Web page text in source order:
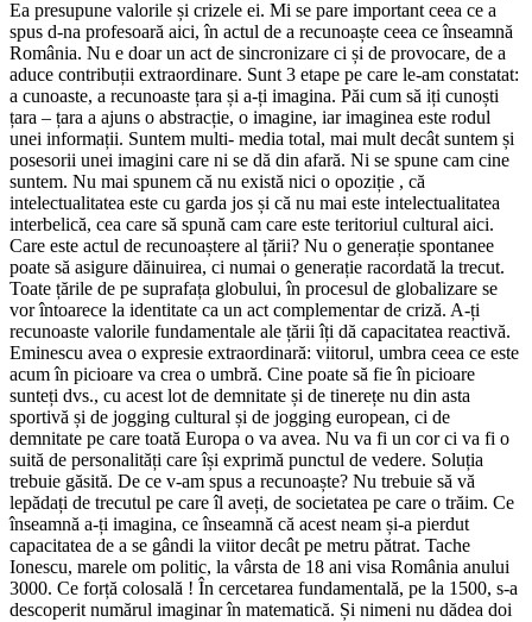
Ea presupune valorile și crizele ei. Mi se pare important ceea ce a
spus d-na profesoară aici, în actul de a recunoaște ceea ce înseamnă
România. Nu e doar un act de sincronizare ci și de provocare, de a
aduce contribuții extraordinare. Sunt 3 etape pe care le-am constatat:
a cunoaste, a recunoaste țara și a-ți imagina. Păi cum să iți cunoști
țara – țara a ajuns o abstracție, o imagine, iar imaginea este rodul
unei informații. Suntem multi- media total, mai mult decât suntem și
posesorii unei imagini care ni se dă din afară. Ni se spune cam cine
suntem. Nu mai spunem că nu există nici o opoziție , că
intelectualitatea este cu garda jos și că nu mai este intelectualitatea
interbelică, cea care să spună cam care este teritoriul cultural aici.
Care este actul de recunoaștere al țării? Nu o generație spontanee
poate să asigure dăinuirea, ci numai o generație racordată la trecut.
Toate țările de pe suprafața globului, în procesul de globalizare se
vor întoarece la identitate ca un act complementar de criză. A-ți
recunoaste valorile fundamentale ale țării îți dă capacitatea reactivă.
Eminescu avea o expresie extraordinară: viitorul, umbra ceea ce este
acum în picioare va crea o umbră. Cine poate să fie în picioare
sunteți dvs., cu acest lot de demnitate și de tinerețe nu din asta
sportivă și de jogging cultural și de jogging european, ci de
demnitate pe care toată Europa o va avea. Nu va fi un cor ci va fi o
suită de personalități care își exprimă punctul de vedere. Soluția
trebuie găsită. De ce v-am spus a recunoaște? Nu trebuie să vă
lepădați de trecutul pe care îl aveți, de societatea pe care o trăim. Ce
înseamnă a-ți imagina, ce înseamnă că acest neam și-a pierdut
capacitatea de a se gândi la viitor decât pe metru pătrat. Tache
Ionescu, marele om politic, la vârsta de 18 ani visa România anului
3000. Ce forță colosală ! În cercetarea fundamentală, pe la 1500, s-a
descoperit numărul imaginar în matematică. Și nimeni nu dădea doi